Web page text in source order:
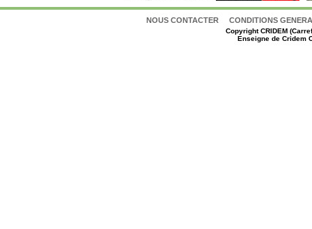
NOUS CONTACTER CONDITIONS
CopyrightCRIDEM
Enseigne de Cridem